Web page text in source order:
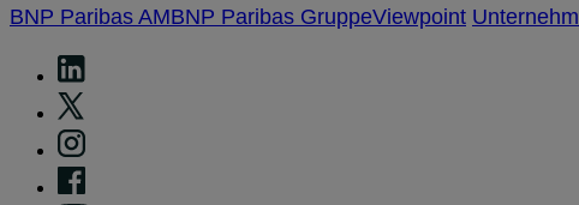
BNP Paribas AMBNP Paribas GruppeViewpoint